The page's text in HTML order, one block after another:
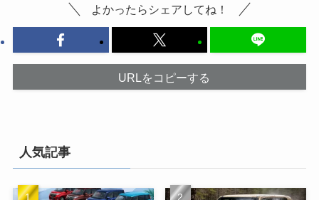
よかったらシェアしてね！
URLをコピーする
人気記事